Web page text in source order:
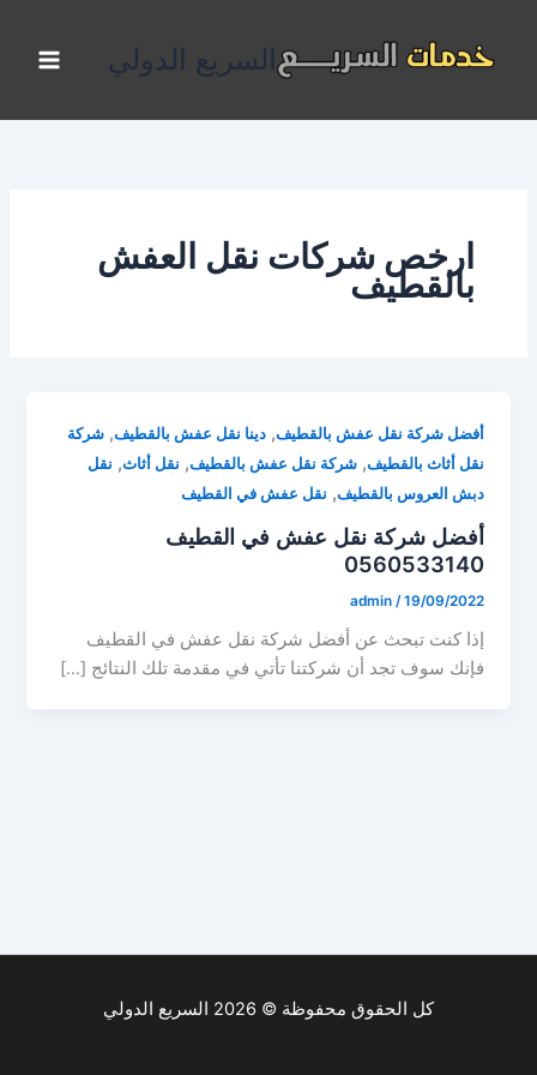
المحتوى
السريع الدولي
ارخص شركات نقل العفش
بالقطيف
أفضل شركة نقل عفش بالقطيف,دينا نقل عفش بالقطيف,شركة
نقل أثاث بالقطيف,شركة نقل عفش بالقطيف, نقل أثاث, نقل
دبش العروس بالقطيف, نقل عفش في القطيف
أفضل شركة نقل عفش في القطيف
0560533140
admin /19/09/2022
إذا كنت تبحث عن أفضل شركة نقل عفش في القطيف
فإنك سوف تجد أن شركتنا تأتي في مقدمة تلك النتائج […]
كل الحقوق محفوظة © 2026 السريع الدولي